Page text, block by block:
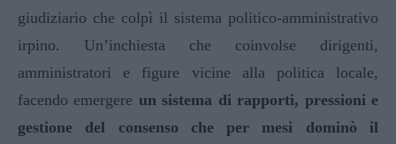
giudiziario che colpì il sistema politico-amministrativo
irpino. Un’inchiesta che coinvolse dirigenti,
amministratori e figure vicine alla politica locale,
facendo emergere un sistema di rapporti, pressioni e
gestione del consenso che per mesi dominò il